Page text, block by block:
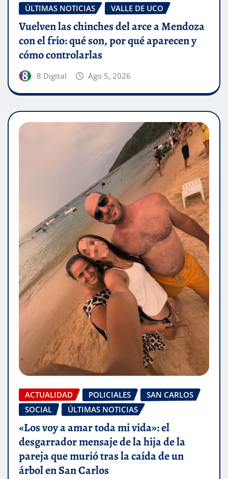
ÚLTIMAS NOTICIAS
VALLE DE UCO
Vuelven las chinches del arce a Mendoza
con el frío: qué son, por qué aparecen y
cómo controlarlas
8 Digital Ago 5, 2026
ACTUALIDAD POLICIALES
SAN CARLOS
SOCIAL
ÚLTIMAS NOTICIAS
«Los voy a amar toda mi vida»: el
desgarrador mensaje de la hija de la
pareja que murió tras la caída de un
árbol en San Carlos